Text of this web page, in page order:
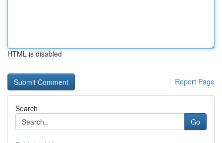
HTML is disabled
Report Page
Search
Go